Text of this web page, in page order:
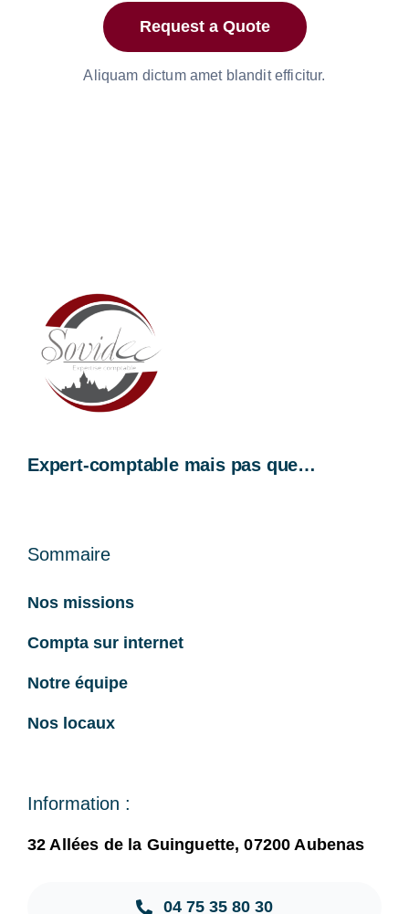
Request a Quote
Aliquam dictum amet blandit efficitur.
Expert-comptable mais pas que…
Sommaire
Nos missions
Compta sur internet
Notre équipe
Nos locaux
Information :
32 Allées de la Guinguette, 07200 Aubenas
04 75 35 80 30